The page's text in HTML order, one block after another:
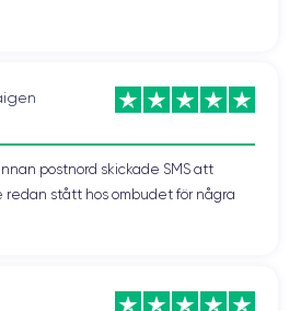
postnord skickade SMS att
stått hos ombudet för några